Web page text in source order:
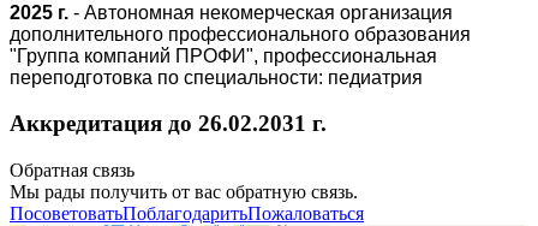
2025 г. - Автономная некомерческая организация
дополнительного профессионального образования
"Группа компаний ПРОФИ", профессиональная
переподготовка по специальности: педиатрия
Аккредитация до 26.02.2031 г.
Обратная связь
Мы рады получить от вас обратную связь.
ПосоветоватьПоблагодаритьПожаловаться